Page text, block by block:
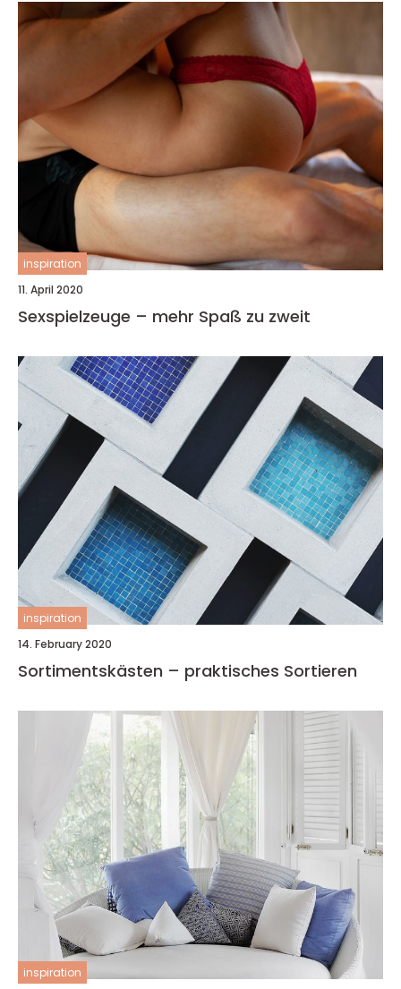
inspiration
11. April 2020
Sexspielzeuge – mehr Spaß zu zweit
inspiration
14. February 2020
Sortimentskästen – praktisches Sortieren
inspiration